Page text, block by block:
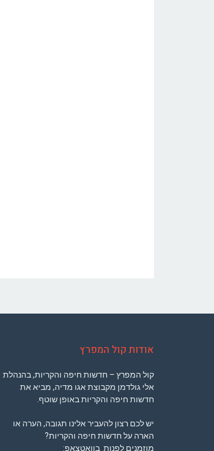
אודות קול המפרץ
קול המפרץ – חדשות חיפה והקריות, בהנהלת
אלי גולדמן מקבוצת אגו מדיה, מביא את
חדשות חיפה והקריות באופן שוטף.
יש לכם רצון להעביר אלינו תגובה, הערה או
הארה על חדשות חיפה והקריות?
מוזמנים לפנות בוואטצאפ: